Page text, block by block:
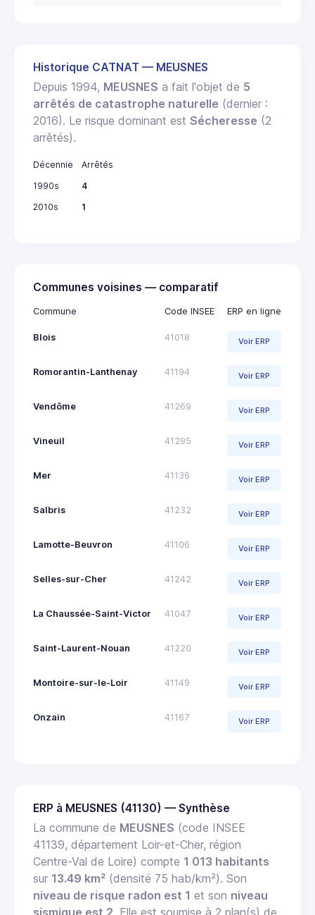
Historique CATNAT — MEUSNES
Depuis 1994, MEUSNES a fait l'objet de 5
arrêtés de catastrophe naturelle (dernier :
2016). Le risque dominant est Sécheresse (2
arrêtés).
Décennie
Arrêtés
1990s
4
2010s
1
Communes voisines — comparatif
Commune Code INSEE ERP en ligne
Blois 41018 Voir ERP
Romorantin-Lanthenay 41194 Voir ERP
Vendôme 41269 Voir ERP
Vineuil 41295 Voir ERP
Mer 41136 Voir ERP
Salbris 41232 Voir ERP
Lamotte-Beuvron 41106 Voir ERP
Selles-sur-Cher 41242 Voir ERP
La Chaussée-Saint-Victor 41047 Voir ERP
Saint-Laurent-Nouan 41220 Voir ERP
Montoire-sur-le-Loir 41149 Voir ERP
Onzain 41167 Voir ERP
ERP à MEUSNES (41130) — Synthèse
La commune de MEUSNES (code INSEE
41139, département Loir-et-Cher, région
Centre-Val de Loire) compte 1 013 habitants
sur 13.49 km² (densité 75 hab/km²). Son
niveau de risque radon est 1 et son niveau
sismique est 2 . Elle est soumise à 2 plan(s) de